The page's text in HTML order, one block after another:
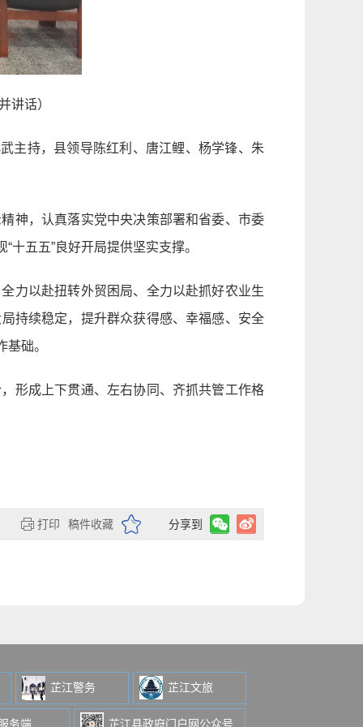
讲话）
主持，县领导陈红利、唐江鲤、杨学锋、朱
神，认真落实党中央决策部署和省委、市委
五五”良好开局提供坚实支撑。
力以赴扭转外贸困局、全力以赴抓好农业生
持续稳定，提升群众获得感、幸福感、安全
础。
形成上下贯通、左右协同、齐抓共管工作格
稿件收藏 分享到
打印
芷江警务 芷江文旅
务端 芷江县政府门户网公众号